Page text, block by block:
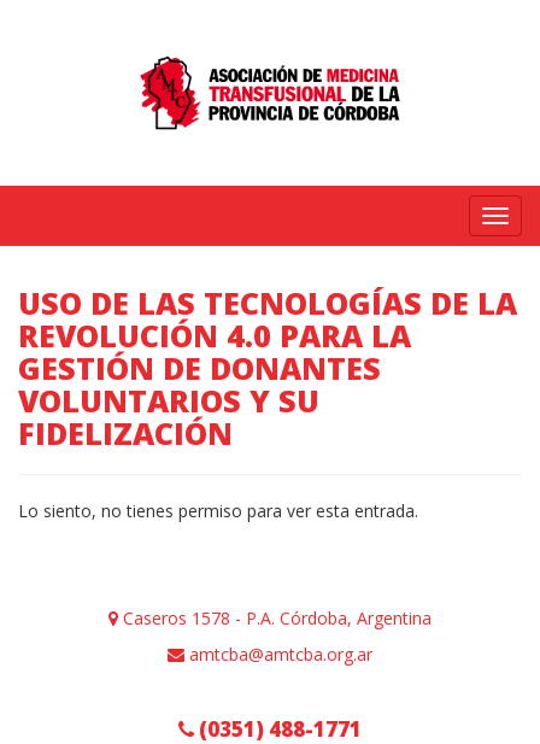
Menú
USO DE LAS TECNOLOGÍAS DE LA
REVOLUCIÓN 4.0 PARA LA
GESTIÓN DE DONANTES
VOLUNTARIOS Y SU
FIDELIZACIÓN
Lo siento, no tienes permiso para ver esta entrada.
Caseros 1578 - P.A. Córdoba, Argentina
amtcba@amtcba.org.ar
(0351) 488-1771